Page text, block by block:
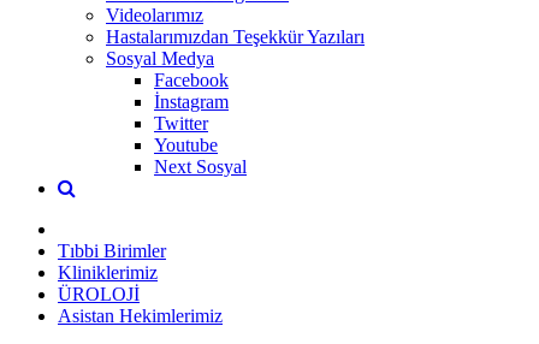
Videolarımız
Hastalarımızdan Teşekkür Yazıları
Sosyal Medya
Facebook
İnstagram
Twitter
Youtube
Next Sosyal
Tıbbi Birimler
Kliniklerimiz
ÜROLOJİ
Asistan Hekimlerimiz